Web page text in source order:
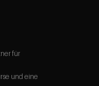
für
und eine